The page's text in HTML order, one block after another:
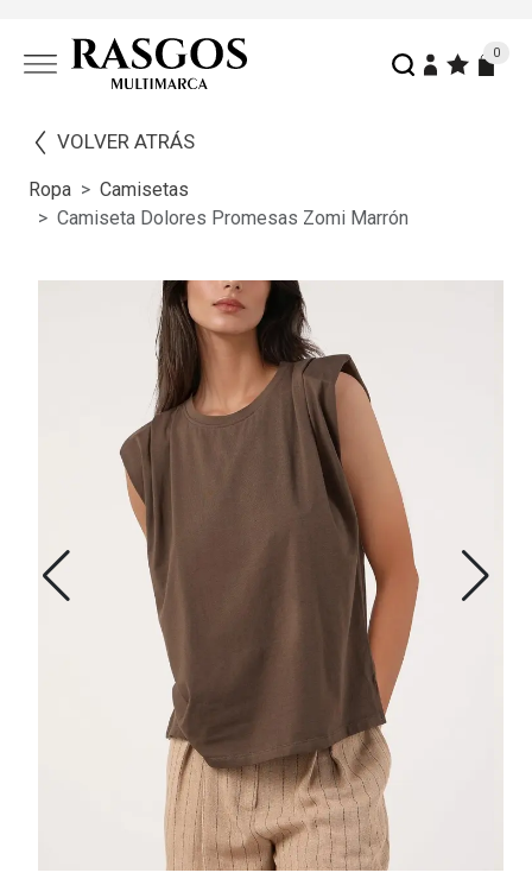
0
VOLVER ATRÁS
Ropa
Camisetas
Camiseta Dolores Promesas Zomi Marrón